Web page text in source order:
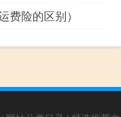
费险的区别）